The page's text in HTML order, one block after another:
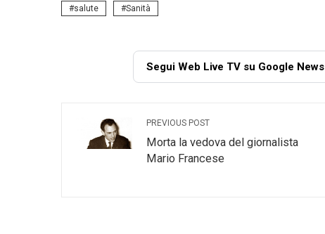
salute Sanità
Segui Web Live TV su Google News
PREVIOUS POST
Morta la vedova del giornalista
Mario Francese